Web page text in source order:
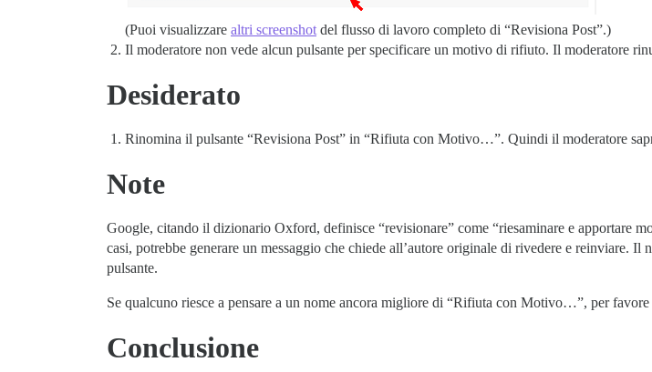
(Puoi visualizzare altri screenshot del flusso di lavoro completo di “Revisiona Post”.)
Il moderatore non vede alcun pulsante per specificare un motivo di rifiuto. Il moderatore
Desiderato
Rinomina il pulsante “Revisiona Post” in “Rifiuta con Motivo…”. Quindi il moderatore
Note
Google, citando il dizionario Oxford, definisce “revisionare” come “riesaminare e apportare
casi, potrebbe generare un messaggio che chiede all’autore originale di rivedere e
pulsante.
Se qualcuno riesce a pensare a un nome ancora migliore di “Rifiuta con Motivo…”, per favore
Conclusione